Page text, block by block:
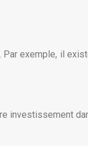
Par exemple, il
investissement